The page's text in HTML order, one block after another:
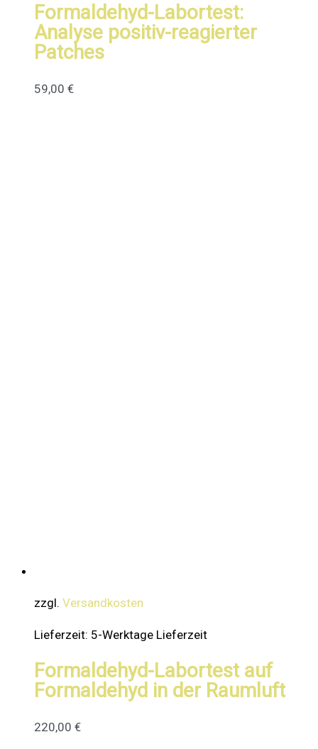
Formaldehyd-Labortest:
Analyse positiv-reagierter
Patches
59,00 €
zzgl. Versandkosten
Lieferzeit: 5-Werktage Lieferzeit
Formaldehyd-Labortest auf
Formaldehyd in der Raumluft
220,00 €